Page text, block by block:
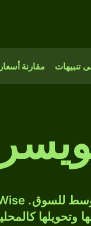
تنبيهات مقارنة
وتحويلها